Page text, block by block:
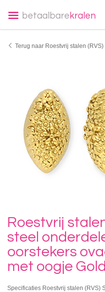
betaalbare kralen
Terug naar Roestvrij stalen
Roestvrij
steel
oorstekers
met oogje Gold
Specificaties Roestvrij stalen (RVS)